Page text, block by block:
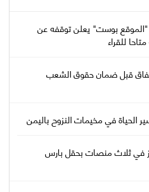
بوست" يعلن توقفه عن
للقراء
قبل ضمان حقوق الشعب
في مخيمات النزوح باليمن
في ثلاث منصات بحقل بارس